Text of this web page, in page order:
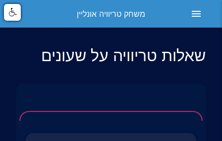
menu משחק טריוויה אונליין
שאלות טריוויה על שעונים